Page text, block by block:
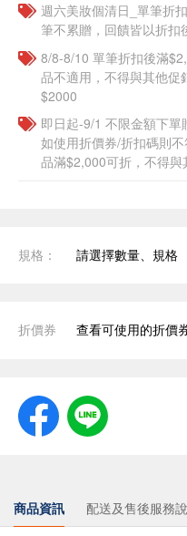
週六美妝個清日_單筆折
筆不累贈，回饋皆以折扣
8/8-8/10 單筆折扣後滿
品不適用，不得與其他
$2000
即日起-9/1 不限金額下
如使用折價券/折扣碼則
品滿$2,000可折，不得
規格： 請選擇數量、規格
折價券 查看可使用的折價
商品資訊 配送及售後服務